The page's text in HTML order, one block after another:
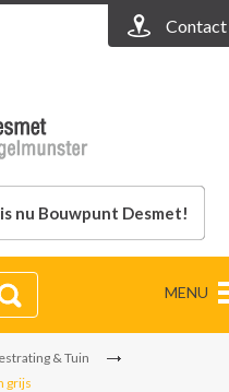
Contact
nu Bouwpunt Desmet!
MENU
& Tuin
grijs